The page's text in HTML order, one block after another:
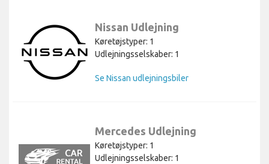
Nissan Udlejning
Køretøjstyper: 1
Udlejningsselskaber: 1
Se Nissan udlejningsbiler
Mercedes Udlejning
Køretøjstyper: 1
Udlejningsselskaber: 1